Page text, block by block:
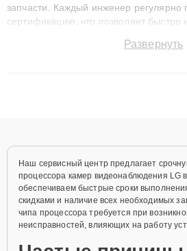
запчасти. Каждый инженер регулярно
сертификацию, что позволяет быстро
до 3 лет. Наши мастера решаютРазвернуть
Наш сервисный центр предлагает
процессора камер видеонаблюдения LG
обеспечиваем быстрые сроки
скидками и наличие всех необходимых
чипа процессора требуется при
неисправностей, влияющих на работу